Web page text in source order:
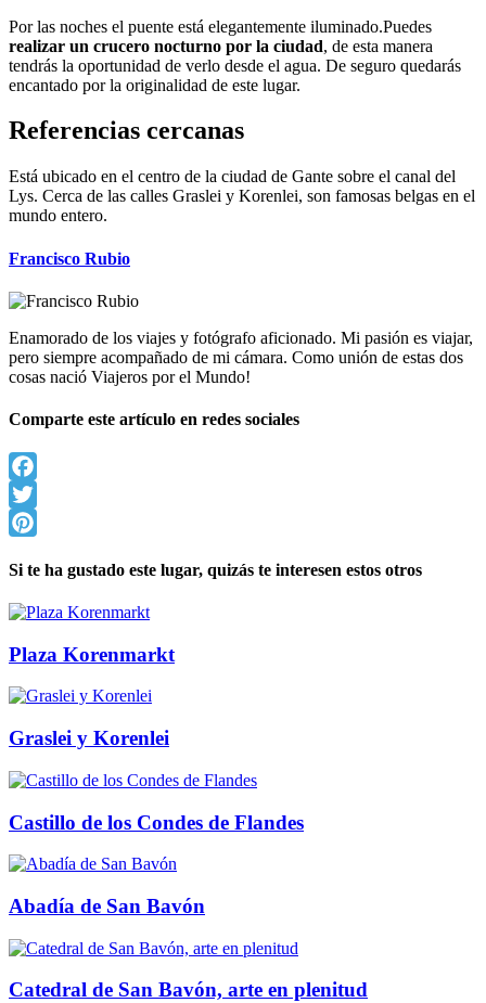
Por las noches el puente está elegantemente iluminado.Puedes
realizar un crucero nocturno por la ciudad, de esta manera
tendrás la oportunidad de verlo desde el agua. De seguro quedarás
encantado por la originalidad de este lugar.
Referencias cercanas
Está ubicado en el centro de la ciudad de Gante sobre el canal del
Lys. Cerca de las calles Graslei y Korenlei, son famosas belgas en el
mundo entero.
Francisco Rubio
Enamorado de los viajes y fotógrafo aficionado. Mi pasión es viajar,
pero siempre acompañado de mi cámara. Como unión de estas dos
cosas nació Viajeros por el Mundo!
Comparte este artículo en redes sociales
Facebook
Twitter
Si te ha gustado este lugar, quizás te interesen estos otros
Plaza Korenmarkt
Graslei y Korenlei
Castillo de los Condes de Flandes
Abadía de San Bavón
Catedral de San Bavón, arte en plenitud